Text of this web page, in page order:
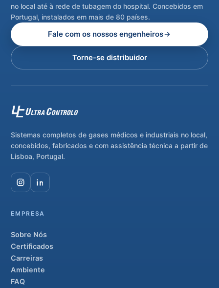
no local até à rede de tubagem do hospital. Concebidos em
Portugal, instalados em mais de 80 países.
Fale com os nossos engenheiros
Torne-se distribuidor
Sistemas completos de gases médicos e industriais no local,
concebidos, fabricados e com assistência técnica a partir de
Lisboa, Portugal.
EMPRESA
Sobre Nós
Certificados
Carreiras
Ambiente
FAQ